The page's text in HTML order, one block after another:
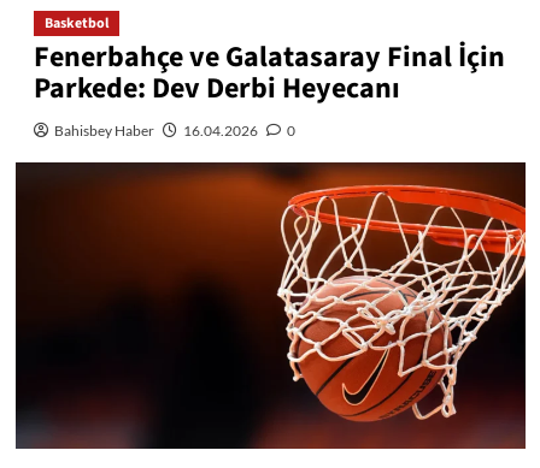
Basketbol
Fenerbahçe ve Galatasaray Final İçin
Parkede: Dev Derbi Heyecanı
Bahisbey Haber 16.04.2026 0